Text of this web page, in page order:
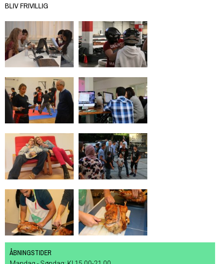
BLIV FRIVILLIG
ÅBNINGSTIDER